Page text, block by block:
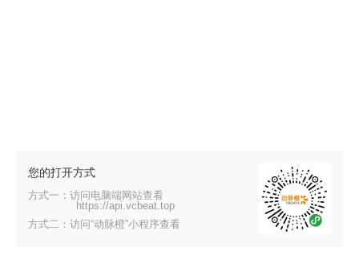
您的打开方式
方式一：访问电脑端网站查看
https://api.vcbeat.top
方式二：访问“动脉橙”小程序查看